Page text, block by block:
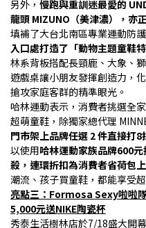
另外， 慢跑與重訓迷最愛的
龍頭 MIZUNO（美津濃），亦
填補了大台北南區專業運動防
入口處打造了「動物主題童鞋特
林系背板搭配長頸鹿、大象、
遊戲桌讓小朋友發揮創造力，
搶攻家庭客群的精準眼光。
哈林運動表示，消費者挑選全
超萌童鞋，除獨家總代理
門市架上品牌任選 2 件直接打8
以使用哈林運動家族品牌600
殺，連環折扣為消費者省荷包
潮流、孩子買童鞋，都能享受
亮點三：Formosa Sexy啦啦
5,000元送NIKE陶瓷杯
秀泰生活樹林店於7/18盛大開